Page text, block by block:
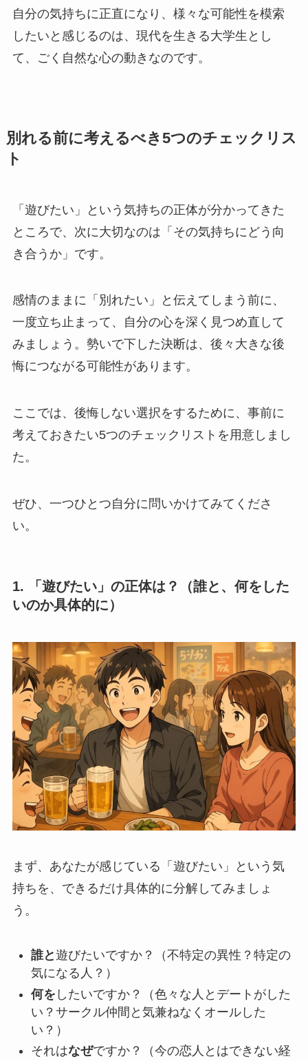
自分の気持ちに正直になり、様々な可能性を模索
したいと感じるのは、現代を生きる大学生とし
て、ごく自然な心の動きなのです。
別れる前に考えるべき5つのチェックリス
ト
「遊びたい」という気持ちの正体が分かってきた
ところで、次に大切なのは「その気持ちにどう向
き合うか」です。
感情のままに「別れたい」と伝えてしまう前に、
一度立ち止まって、自分の心を深く見つめ直して
みましょう。勢いで下した決断は、後々大きな後
悔につながる可能性があります。
ここでは、後悔しない選択をするために、事前に
考えておきたい5つのチェックリストを用意しまし
た。
ぜひ、一つひとつ自分に問いかけてみてくださ
い。
1. 「遊びたい」の正体は？（誰と、何をした
いのか具体的に）
まず、あなたが感じている「遊びたい」という気
持ちを、できるだけ具体的に分解してみましょ
う。
誰と遊びたいですか？（不特定の異性？特定の
気になる人？）
何を したいですか？（色々な人とデートがした
い？サークル仲間と気兼ねなくオールした
い？）
それはなぜですか？（今の恋人とはできない経